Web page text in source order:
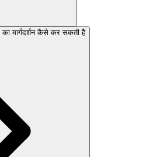
मार्गदर्शन कैसे कर सकती है